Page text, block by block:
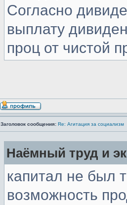
Согласно
выплату
проц от чистой
Заголовок сообщения: Re: Агитация за социализм
Наёмный труд и
капитал не был
возможность